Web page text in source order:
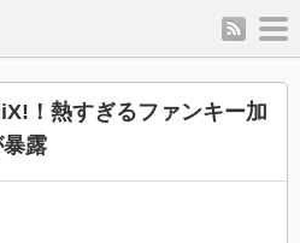
rss
！熱すぎるファンキー加
露